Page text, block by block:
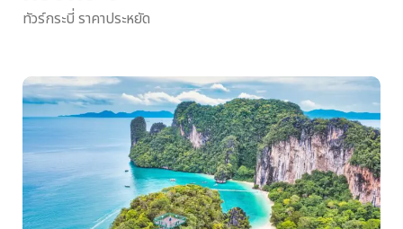
ทัวร์กระบี่ ราคาประหยัด